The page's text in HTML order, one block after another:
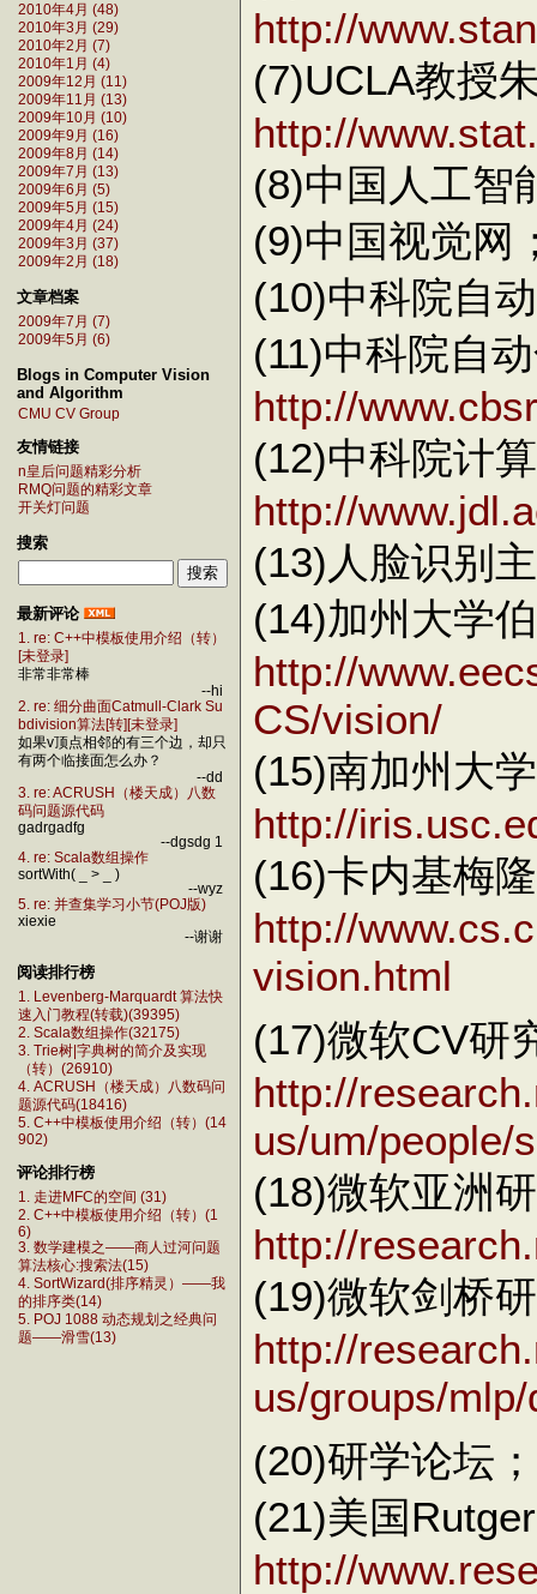
2010年4月 (48)
2010年3月 (29)
2010年2月 (7)
2010年1月 (4)
2009年12月 (11)
2009年11月 (13)
2009年10月 (10)
2009年9月 (16)
2009年8月 (14)
2009年7月 (13)
2009年6月 (5)
2009年5月 (15)
2009年4月 (24)
2009年3月 (37)
2009年2月 (18)
文章档案
2009年7月 (7)
2009年5月 (6)
Blogs in Computer Vision
and Algorithm
CMU CV Group
友情链接
n皇后问题精彩分析
RMQ问题的精彩文章
开关灯问题
搜索
最新评论
1. re: C++中模板使用介绍（转）
[未登录]
非常非常棒
--hi
2. re: 细分曲面Catmull-Clark Su
bdivision算法[转][未登录]
如果v顶点相邻的有三个边，却只
有两个临接面怎么办？
--dd
3. re: ACRUSH（楼天成）八数
码问题源代码
gadrgadfg
--dgsdg 1
4. re: Scala数组操作
sortWith( _ > _ )
--wyz
5. re: 并查集学习小节(POJ版)
xiexie
--谢谢
阅读排行榜
1. Levenberg-Marquardt 算法快
速入门教程(转载)(39395)
2. Scala数组操作(32175)
3. Trie树|字典树的简介及实现
（转）(26910)
4. ACRUSH（楼天成）八数码问
题源代码(18416)
5. C++中模板使用介绍（转）(14
902)
评论排行榜
1. 走进MFC的空间 (31)
2. C++中模板使用介绍（转）(1
6)
3. 数学建模之——商人过河问题
算法核心:搜索法(15)
4. SortWizard(排序精灵）——我
的排序类(14)
5. POJ 1088 动态规划之经典问
题——滑雪(13)
http://
(7)UCLA教授
http://
(8)中国人工智
(9)中国视觉网
(10)中科院自
(11)中科院自
http://
(12)中科院计
http://
(13)人脸识别
(14)加州大学
http://
CS/vision/
(15)南加州大
http://
(16)卡内基梅
http://
vision.html
(17)微软CV研
http://
us/um/people/
(18)微软亚洲
http://
(19)微软剑桥
http://
us/groups/
(20)研学论坛
(21)美国
http://